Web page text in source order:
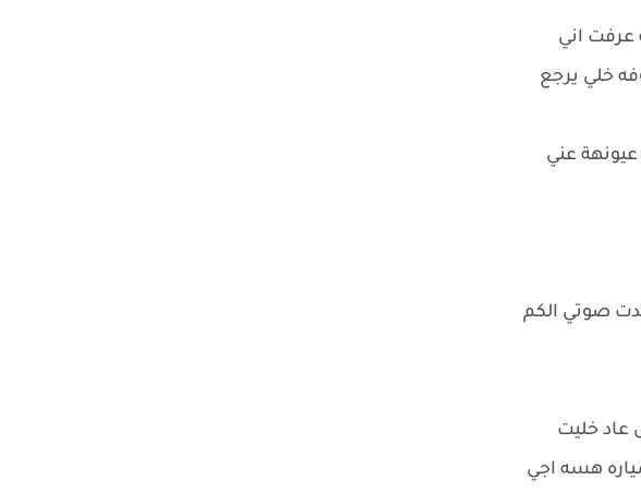
عرفت اني
خلي يرجع
عني
صوتي الكم
خليت
هسه اجي